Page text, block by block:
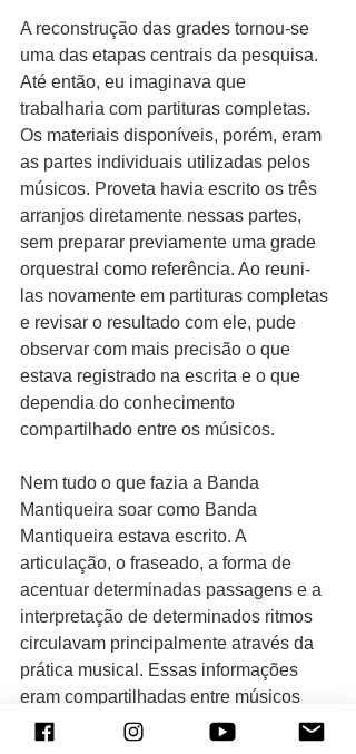
A reconstrução das grades tornou-se
uma das etapas centrais da pesquisa.
Até então, eu imaginava que
trabalharia com partituras completas.
Os materiais disponíveis, porém, eram
as partes individuais utilizadas pelos
músicos. Proveta havia escrito os três
arranjos diretamente nessas partes,
sem preparar previamente uma grade
orquestral como referência. Ao reuni-
las novamente em partituras completas
e revisar o resultado com ele, pude
observar com mais precisão o que
estava registrado na escrita e o que
dependia do conhecimento
compartilhado entre os músicos.
Nem tudo o que fazia a Banda
Mantiqueira soar como Banda
Mantiqueira estava escrito. A
articulação, o fraseado, a forma de
acentuar determinadas passagens e a
interpretação de determinados ritmos
circulavam principalmente através da
prática musical. Essas informações
eram compartilhadas entre músicos
que conheciam aquela linguagem.